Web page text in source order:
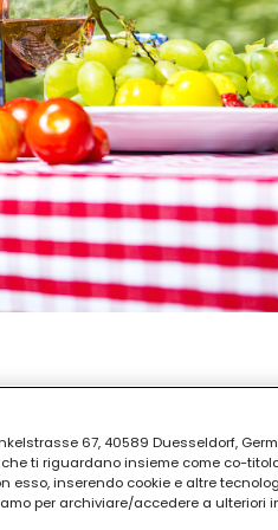
67, 40589 Duesseldorf,
ti riguardano insieme come co-
esso, inserendo cookie e altre
per archiviare/accedere a ulteriori